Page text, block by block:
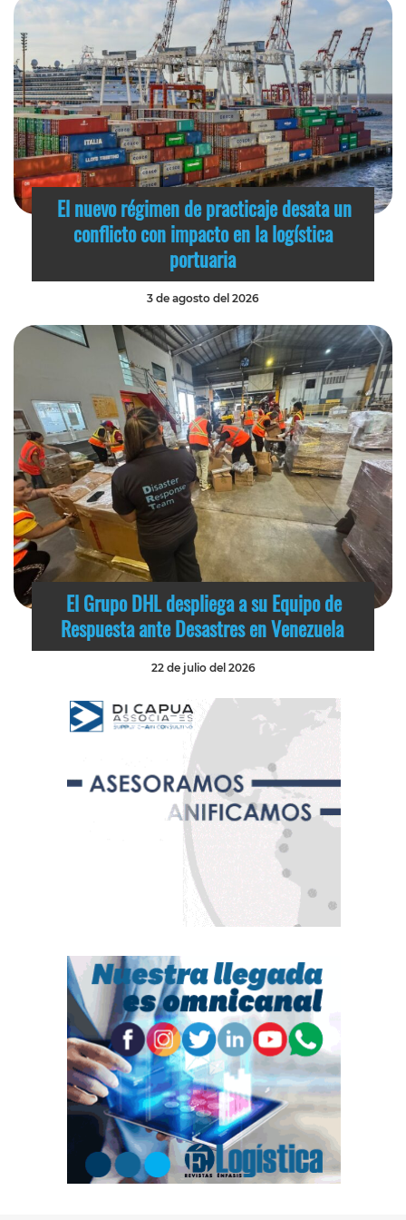
El nuevo régimen de practicaje desata un
conflicto con impacto en la logística
portuaria
3 de agosto del 2026
El Grupo DHL despliega a su Equipo de
Respuesta ante Desastres en Venezuela
22 de julio del 2026